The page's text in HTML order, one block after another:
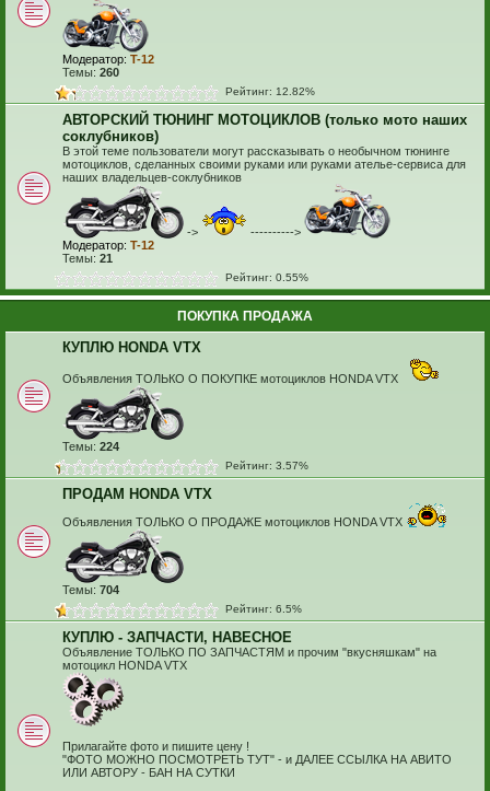
Модератор: T-12
Темы: 260
Рейтинг: 12.82%
АВТОРСКИЙ ТЮНИНГ МОТОЦИКЛОВ (только мото наших
соклубников)
В этой теме пользователи могут рассказывать о необычном тюнинге
мотоциклов, сделанных своими руками или руками ателье-сервиса для
наших владельцев-соклубников
->
---------->
Модератор: T-12
Темы: 21
Рейтинг: 0.55%
ПОКУПКА ПРОДАЖА
КУПЛЮ HONDA VTX
Объявления ТОЛЬКО О ПОКУПКЕ мотоциклов HONDA VTX
Темы: 224
Рейтинг: 3.57%
ПРОДАМ HONDA VTX
Объявления ТОЛЬКО О ПРОДАЖЕ мотоциклов HONDA VTX
Темы: 704
Рейтинг: 6.5%
КУПЛЮ - ЗАПЧАСТИ, НАВЕСНОЕ
Объявление ТОЛЬКО ПО ЗАПЧАСТЯМ и прочим "вкусняшкам" на
мотоцикл HONDA VTX
Прилагайте фото и пишите цену !
"ФОТО МОЖНО ПОСМОТРЕТЬ ТУТ" - и ДАЛЕЕ ССЫЛКА НА АВИТО
ИЛИ АВТОРУ - БАН НА СУТКИ